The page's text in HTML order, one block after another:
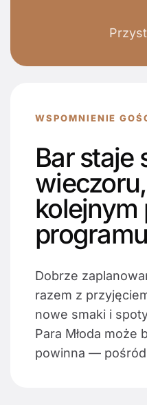
WSPOMNIENIE
Bar staje
kolejnym
Dobrze
razem z
nowe smaki i
Para Młoda może
powinna —